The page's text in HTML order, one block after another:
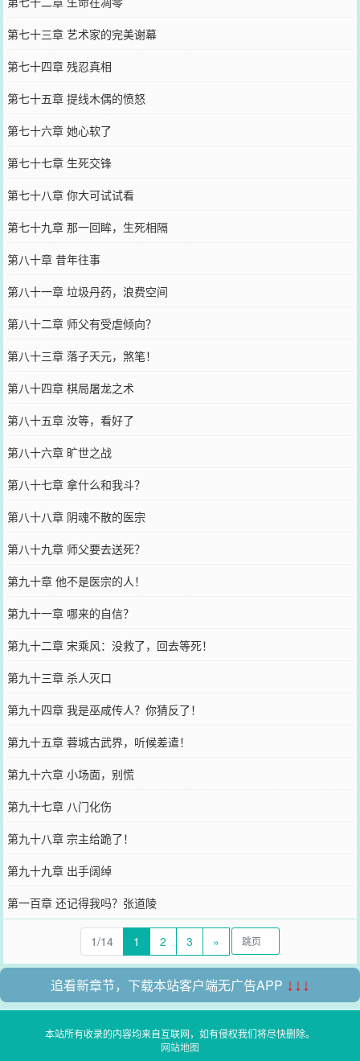
第七十三章 艺术家的完美谢幕
第七十四章 残忍真相
第七十五章 提线木偶的愤怒
第七十六章 她心软了
第七十七章 生死交锋
第七十八章 你大可试试看
第七十九章 那一回眸，生死相隔
第八十章 昔年往事
第八十一章 垃圾丹药，浪费空间
第八十二章 师父有受虐倾向？
第八十三章 落子天元，煞笔！
第八十四章 棋局屠龙之术
第八十五章 汝等，看好了
第八十六章 旷世之战
第八十七章 拿什么和我斗？
第八十八章 阴魂不散的医宗
第八十九章 师父要去送死？
第九十章 他不是医宗的人！
第九十一章 哪来的自信？
第九十二章 宋乘风：没救了，回去等死！
第九十三章 杀人灭口
第九十四章 我是巫咸传人？你猜反了！
第九十五章 蓉城古武界，听候差遣！
第九十六章 小场面，别慌
第九十七章 八门化伤
第九十八章 宗主给跪了！
第九十九章 出手阔绰
第一百章 还记得我吗？张道陵
1/14 1 2 3 »
追看新章节，下载本站客户端无广告APP ↓↓↓
本站所有收录的内容均来自互联网，如有侵权我们将尽快删除。
网站地图